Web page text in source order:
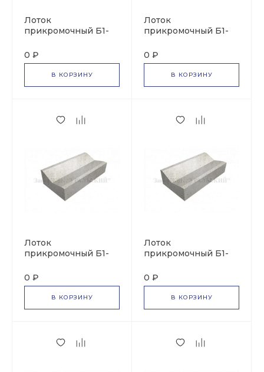
Лоток
прикромочный Б1-
0 ₽
В КОРЗИНУ
Лоток
прикромочный Б1-
0 ₽
В КОРЗИНУ
Лоток
прикромочный Б1-
0 ₽
В КОРЗИНУ
Лоток
прикромочный Б1-
0 ₽
В КОРЗИНУ